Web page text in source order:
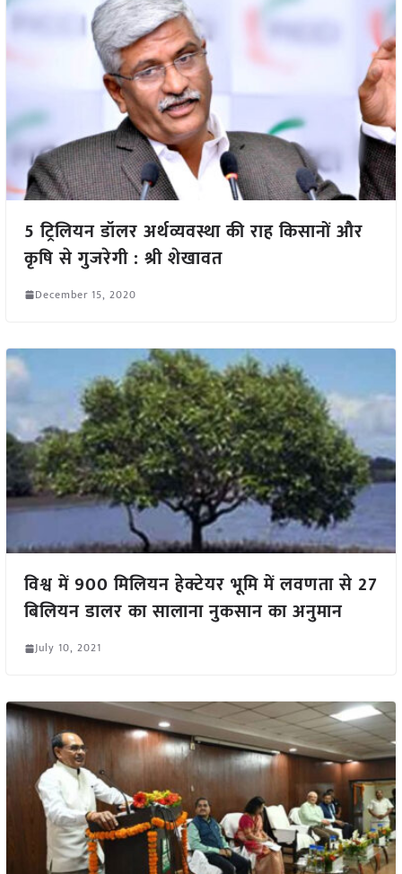
5 ट्रिलियन डॉलर अर्थव्यवस्था की राह किसानों और
कृषि से गुजरेगी : श्री शेखावत
December 15, 2020
विश्व में 900 मिलियन हेक्टेयर भूमि में लवणता से 27
बिलियन डालर का सालाना नुकसान का अनुमान
July 10, 2021